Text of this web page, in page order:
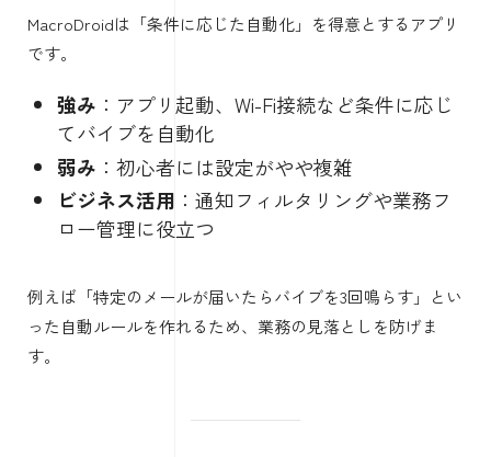
MacroDroidは「条件に応じた自動化」を得意とするアプリ
です。
強み ：アプリ起動、Wi-Fi接続など条件に応じ
てバイブを自動化
弱み ：初心者には設定がやや複雑
ビジネス活用 ：通知フィルタリングや業務フ
ロー管理に役立つ
例えば「特定のメールが届いたらバイブを3回鳴らす」とい
った自動ルールを作れるため、業務の見落としを防げま
す。